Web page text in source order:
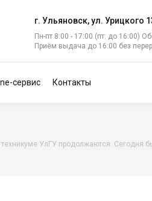
г. Ульяновск, ул. Урицкого
Пн-пт 8:00 - 17:00 (пт. до 16:00)
Приём выдача до 16:00 без
сервис Контакты
УлГУ продолжаются. Сегодня